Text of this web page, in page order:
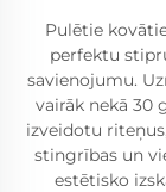
Pulētie
perfektu
savienojumu.
vairāk nekā 30
izveidotu
stingrības un
estētisko